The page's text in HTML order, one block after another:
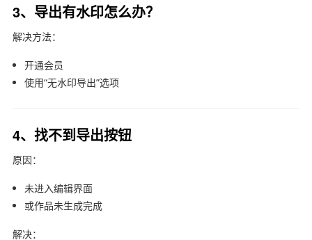
3、导出有水印怎么办？
解决方法：
开通会员
使用“无水印导出”选项
4、找不到导出按钮
原因：
未进入编辑界面
或作品未生成完成
解决：